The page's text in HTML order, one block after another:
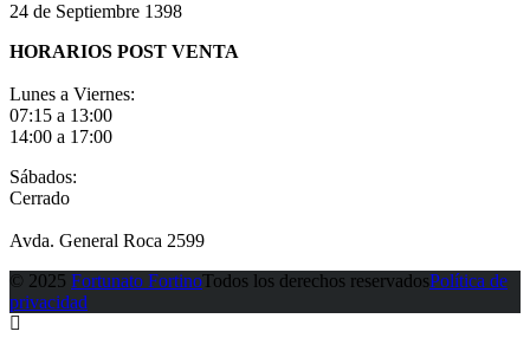
24 de Septiembre 1398
HORARIOS POST VENTA
Lunes a Viernes:
07:15 a 13:00
14:00 a 17:00
Sábados:
Cerrado
Avda. General Roca 2599
© 2025 Fortunato FortinoTodos los derechos reservadosPolítica de
privacidad